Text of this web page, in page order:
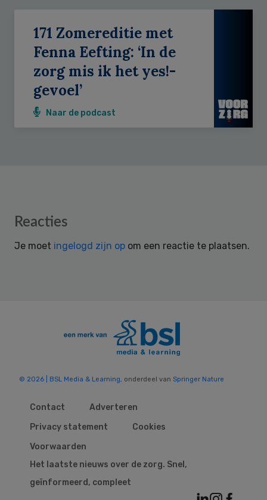
171 Zomereditie met
Fenna Eefting: ‘In de
zorg mis ik het yes!-
gevoel’
Naar de podcast
Reader
Reacties
Je moet ingelogd zijn op om een reactie te plaatsen.
© 2026 | BSL Media & Learning, onderdeel van Springer Nature
Contact
Adverteren
Privacy statement
Cookies
Voorwaarden
Het laatste nieuws over de zorg. Snel,
geïnformeerd, compleet